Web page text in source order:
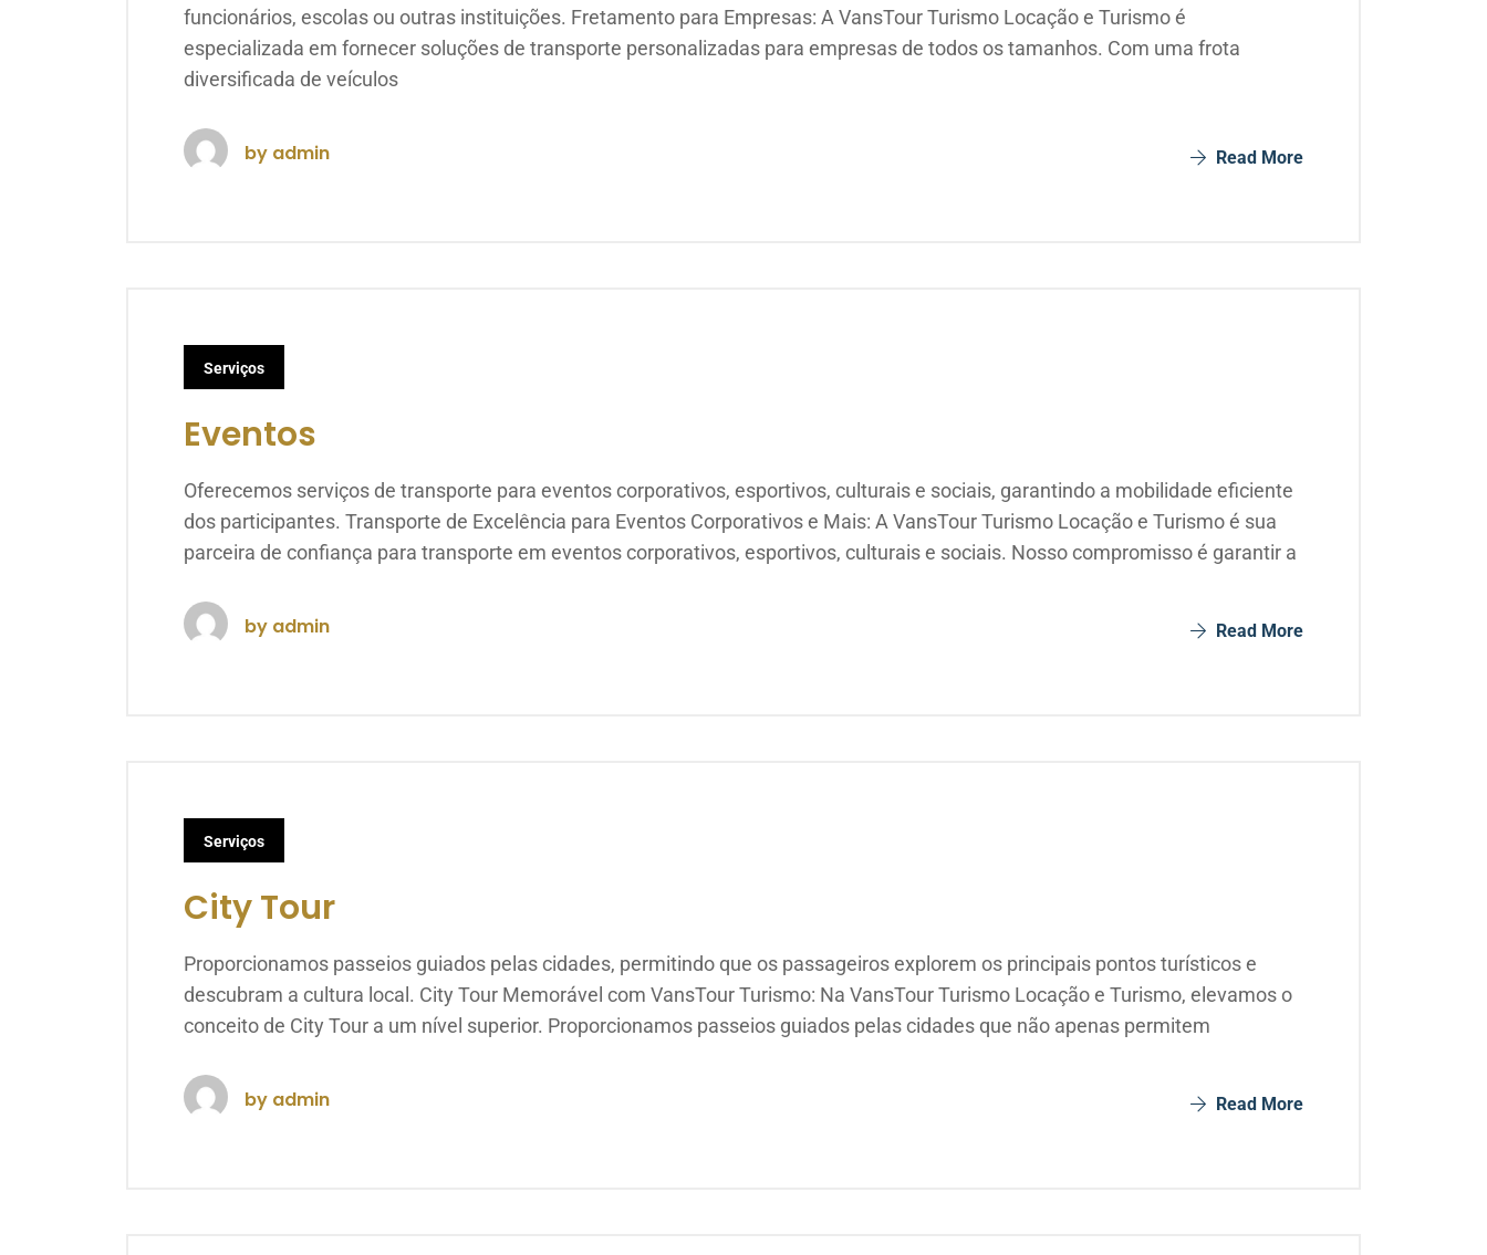
funcionários, escolas ou outras instituições. Fretamento para Empresas: A VansTour Turismo Locação e Turismo é
especializada em fornecer soluções de transporte personalizadas para empresas de todos os tamanhos. Com uma frota
diversificada de veículos
by admin Read More
Serviços
Eventos
Oferecemos serviços de transporte para eventos corporativos, esportivos, culturais e sociais, garantindo a mobilidade eficiente
dos participantes. Transporte de Excelência para Eventos Corporativos e Mais: A VansTour Turismo Locação e Turismo é sua
parceira de confiança para transporte em eventos corporativos, esportivos, culturais e sociais. Nosso compromisso é garantir a
by admin Read More
Serviços
City Tour
Proporcionamos passeios guiados pelas cidades, permitindo que os passageiros explorem os principais pontos turísticos e
descubram a cultura local. City Tour Memorável com VansTour Turismo: Na VansTour Turismo Locação e Turismo, elevamos o
conceito de City Tour a um nível superior. Proporcionamos passeios guiados pelas cidades que não apenas permitem
by admin Read More